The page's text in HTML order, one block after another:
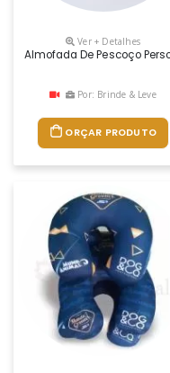
Ver + Detalhes
Almofada De Pescoço
Por: Brinde & Leve
ORÇAR PRODUTO